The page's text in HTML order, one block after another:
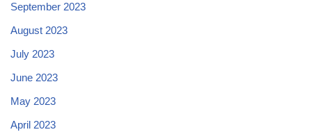
September 2023
August 2023
July 2023
June 2023
May 2023
April 2023